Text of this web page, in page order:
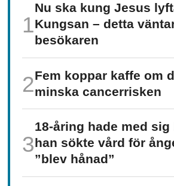
Nu ska kung Jesus
Kungsan – detta
besökaren
Fem koppar kaffe om
minska cancer­risken
18-åring hade med
han sökte vård för
”blev hånad”